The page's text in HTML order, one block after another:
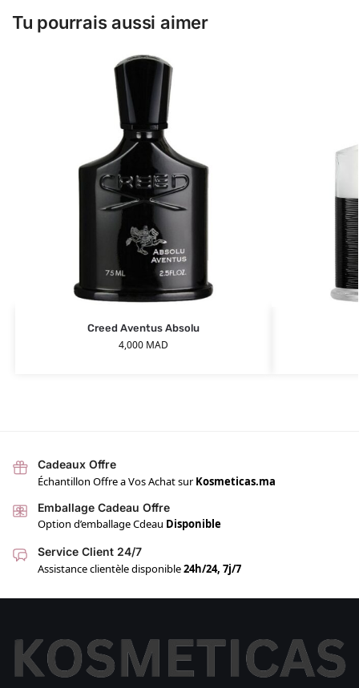
Tu pourrais aussi aimer
Creed Aventus Absolu
4,000 MAD
Cadeaux Offre
Échantillon Offre a Vos Achat surKosmeticas.ma
Emballage Cadeau Offre
Option d’emballage Cdeau Disponible
Service Client 24/7
Assistance clientèle disponible24h/24, 7j/7